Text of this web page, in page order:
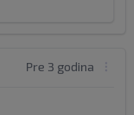
Pre 3 godina